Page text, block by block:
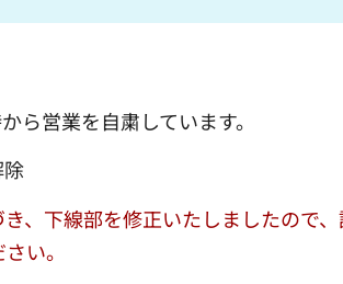
ら営業を自粛しています。
、下線部を修正いたしましたので
い。